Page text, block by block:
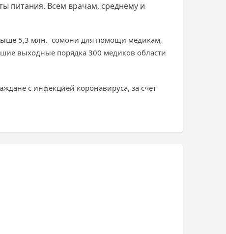
питания. Всем врачам, среднему и
5,3 млн. сомони для помощи медикам,
выходные порядка 300 медиков области
с инфекцией коронавируса, за счет